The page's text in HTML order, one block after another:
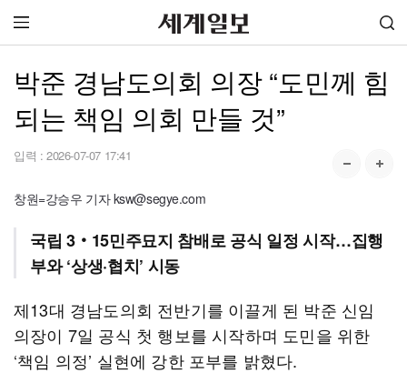
박준 경남도의회 의장 “도민께 힘
되는 책임 의회 만들 것”
입력 : 2026-07-07 17:41
창원=강승우 기자 ksw@segye.com
국립 3‧15민주묘지 참배로 공식 일정 시작…집행
부와 ‘상생·협치’ 시동
제13대 경남도의회 전반기를 이끌게 된 박준 신임
의장이 7일 공식 첫 행보를 시작하며 도민을 위한
‘책임 의정’ 실현에 강한 포부를 밝혔다.